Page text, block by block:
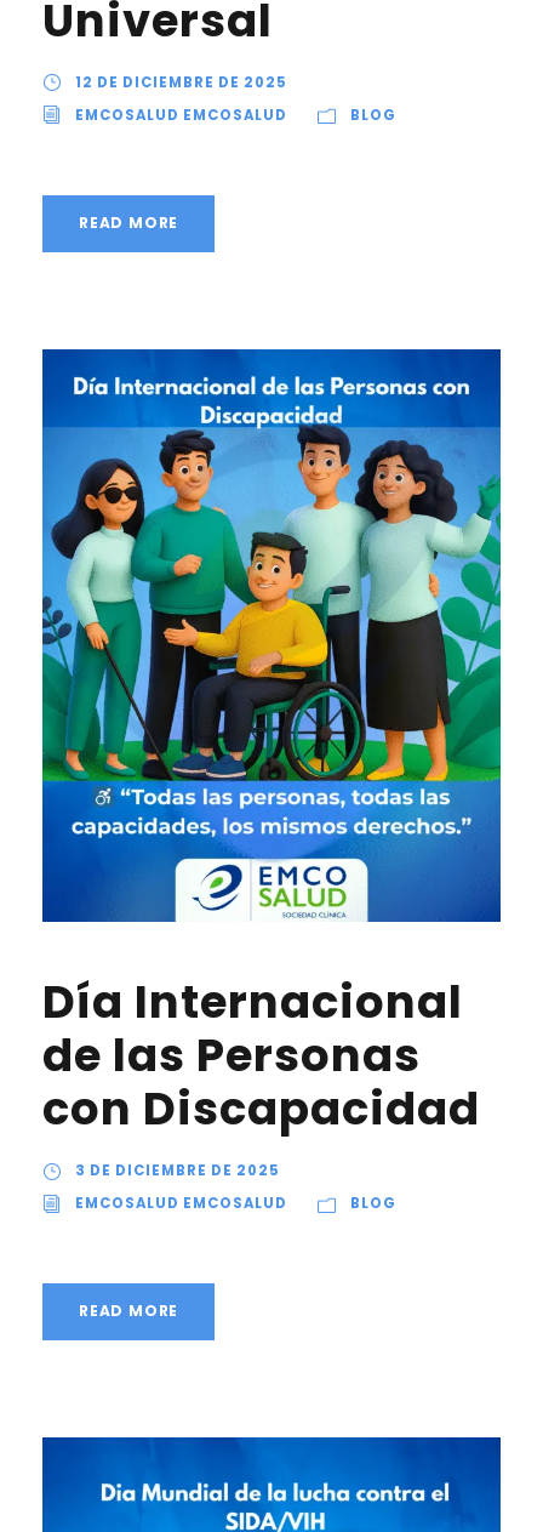
Universal
12 DE DICIEMBRE DE 2025
EMCOSALUD EMCOSALUD
BLOG
READ MORE
Día Internacional
de las Personas
con Discapacidad
3 DE DICIEMBRE DE 2025
EMCOSALUD EMCOSALUD
BLOG
READ MORE